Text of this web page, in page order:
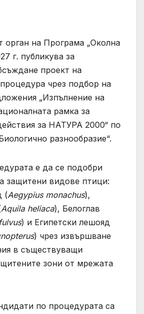
орган на Програма „Околна
г. публикува за
проект на
чрез подбор на
„Изпълнение на
рамка за
за НАТУРА 2000“ по
разнообразие“.
е да се подобри
защитени видове птици:
(Aegypius monachus),
Aquila heliaca), Белоглав
) и Египетски лешояд
) чрез извършване
в съществуващи
зони от мрежата
по процедурата са